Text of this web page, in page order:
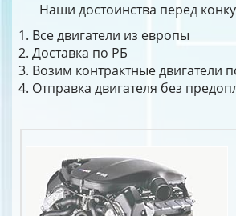
Наши достоинства перед
Все двигатели из европы
Доставка по РБ
Возим контрактные двигатели
Отправка двигателя без